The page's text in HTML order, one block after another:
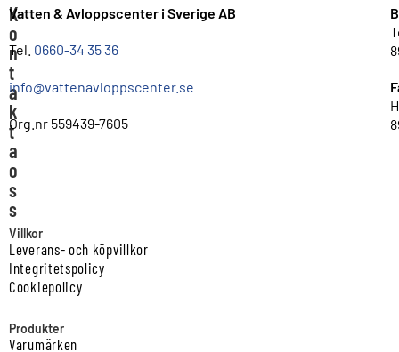
K
o
n
t
a
k
t
a
o
s
s
Vatten & Avloppscenter i Sverige AB
Tel. 0660-34 35 36
info@vattenavloppscenter.se
Org.nr 559439-7605
Villkor
Leverans- och köpvillkor
Integritetspolicy
Cookiepolicy
Produkter
Varumärken